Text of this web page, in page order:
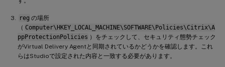
reg の場所
（ Computer\HKEY_LOCAL_MACHINE\SOFTWARE\Policies\Citrix\A
ppProtectionPolicies ）をチェックして、セキュリティ態勢チェック
がVirtual Delivery Agentと同期されているかどうかを確認します。これ
らはStudioで設定された内容と一致する必要があります。